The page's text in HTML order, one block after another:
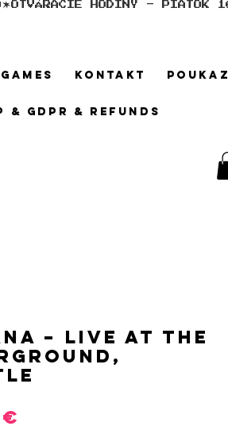
GAMES KONTAKT POUKAZ
& GDPR & REFUNDS
– Live at The